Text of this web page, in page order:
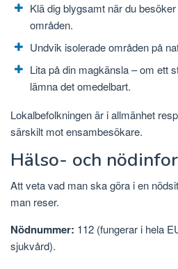
Klä dig blygsamt när du
områden.
Undvik isolerade områden på
Lita på din magkänsla – om ett
lämna det omedelbart.
Lokalbefolkningen är i allmänhet
särskilt mot ensambesökare.
Hälso- och
Att veta vad man ska göra i en
man reser.
Nödnummer: 112 (fungerar i hela
sjukvård).